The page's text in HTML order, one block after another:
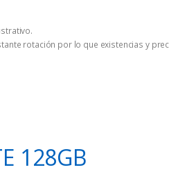
rotación por lo que existencias y
128GB